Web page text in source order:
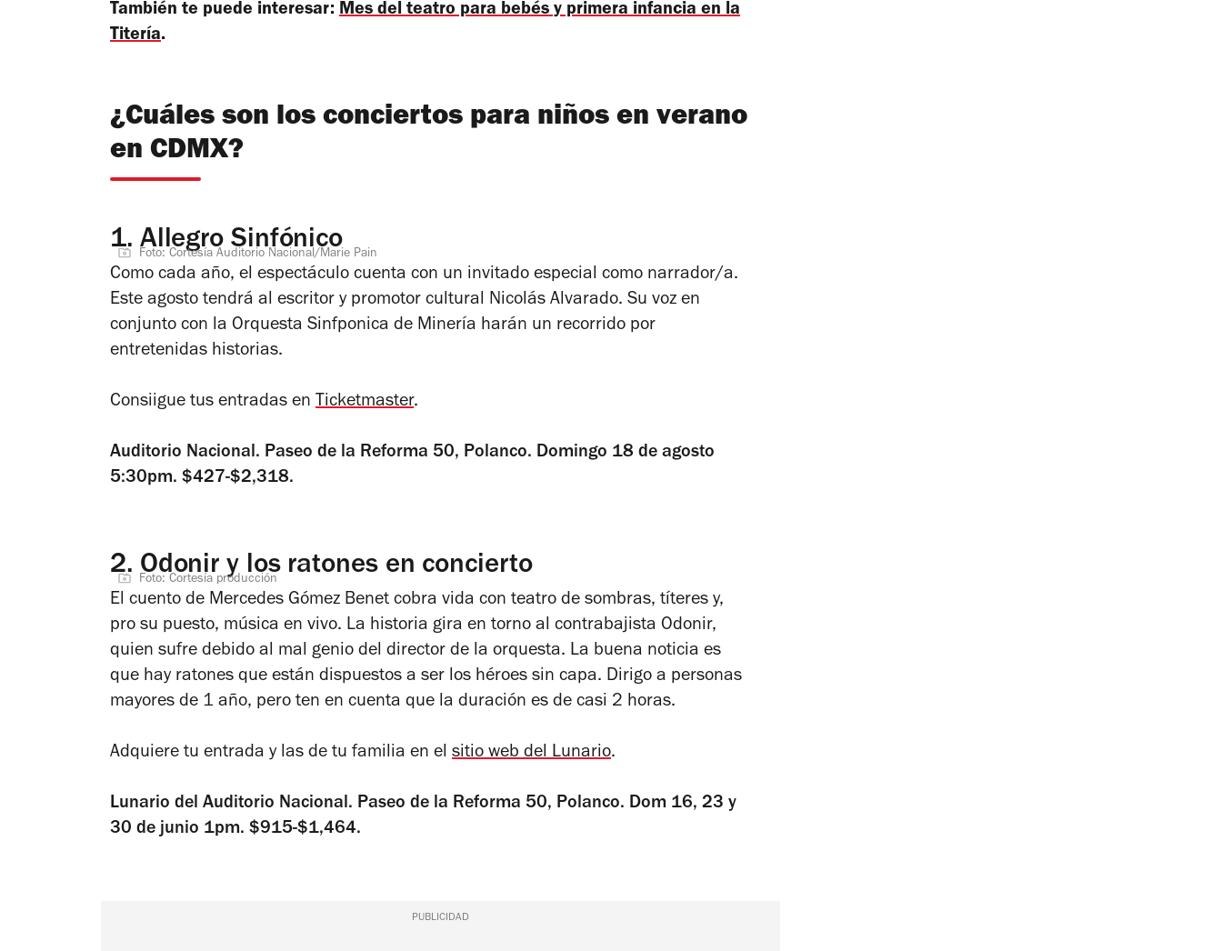
También te puede interesar: Mes del teatro para bebés y primera infancia en la
Titería.
¿Cuáles son los conciertos para niños en verano
en CDMX?
1. Allegro Sinfónico
Foto: Cortesía Auditorio Nacional/Marie Pain
Como cada año, el espectáculo cuenta con un invitado especial como narrador/a.
Este agosto tendrá al escritor y promotor cultural Nicolás Alvarado. Su voz en
conjunto con la Orquesta Sinfponica de Minería harán un recorrido por
entretenidas historias.
Consiigue tus entradas en Ticketmaster.
Auditorio Nacional. Paseo de la Reforma 50, Polanco. Domingo 18 de agosto
5:30pm. $427-$2,318.
2. Odonir y los ratones en concierto
Foto: Cortesía producción
El cuento de Mercedes Gómez Benet cobra vida con teatro de sombras, títeres y,
pro su puesto, música en vivo. La historia gira en torno al contrabajista Odonir,
quien sufre debido al mal genio del director de la orquesta. La buena noticia es
que hay ratones que están dispuestos a ser los héroes sin capa. Dirigo a personas
mayores de 1 año, pero ten en cuenta que la duración es de casi 2 horas.
Adquiere tu entrada y las de tu familia en el sitio web del Lunario.
Lunario del Auditorio Nacional. Paseo de la Reforma 50, Polanco. Dom 16, 23 y
30 de junio 1pm. $915-$1,464.
PUBLICIDAD